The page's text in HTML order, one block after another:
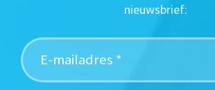
nieuwsbrief: